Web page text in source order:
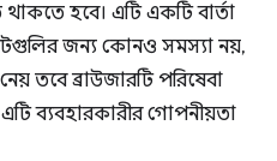
হবে। এটি একটি বার্তা
জন্য কোনও সমস্যা নয়,
তবে ব্রাউজারটি পরিষেবা
ব্যবহারকারীর গোপনীয়তা